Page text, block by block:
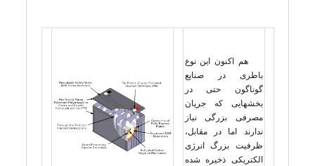
هم اکنون این نوع
باطری در صنایع
گوناگون حتی در
بخشهایی که جریان
مصرفی بزرگی نیاز
ندارند اما در مقابل،
ظرفیت بزرگ انرژی
الکتریکی ذخیره شده